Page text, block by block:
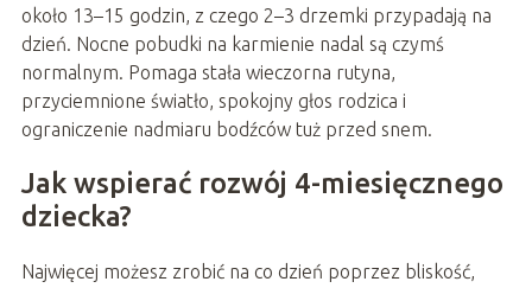
około 13–15 godzin, z czego 2–3 drzemki przypadają na
dzień. Nocne pobudki na karmienie nadal są czymś
normalnym. Pomaga stała wieczorna rutyna,
przyciemnione światło, spokojny głos rodzica i
ograniczenie nadmiaru bodźców tuż przed snem.
Jak wspierać rozwój 4-miesięcznego
dziecka?
Najwięcej możesz zrobić na co dzień poprzez bliskość,